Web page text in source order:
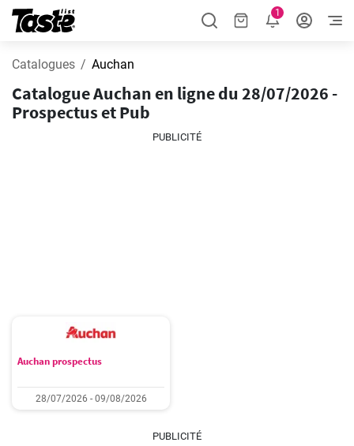
1
Catalogues Auchan
Catalogue Auchan en ligne du 28/07/2026 -
Prospectus et Pub
PUBLICITÉ
Auchan prospectus
28/07/2026 - 09/08/2026
PUBLICITÉ